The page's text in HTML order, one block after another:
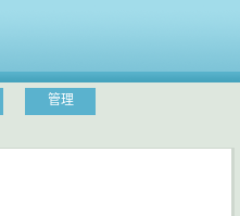
管理